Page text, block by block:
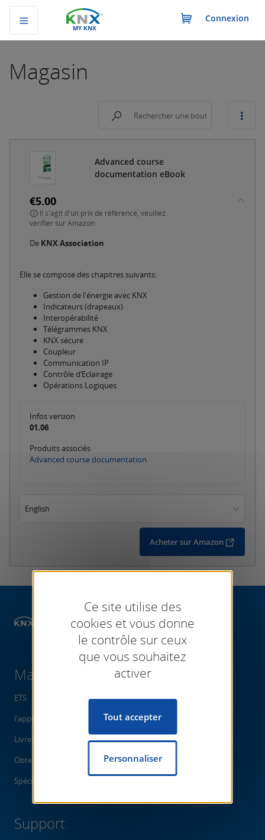
MY KNX
Connexion
Magasin
Advanced course
documentation eBook
€5.00
Il s'agit d'un prix de référence, veuillez
vérifier sur Amazon
De KNX Association
Elle se compose des chapitres suivants:
Gestion de l'énergie avec KNX
Indicateurs (drapeaux)
Interopérabilité
Télégrammes KNX
KNX sécure
Coupleur
Communication IP
Contrôle d‘Eclairage
Opérations Logiques
Infos version
01.06
Produits associés
Advanced course documentation
English
Acheter sur Amazon
Magasin Books
Magasin
ETS
l'application ETS
Livres
Obtenir
Spécifications KNX
Support
Ce site utilise des
cookies et vous donne
le contrôle sur ceux
que vous souhaitez
activer
Tout accepter
Personnaliser